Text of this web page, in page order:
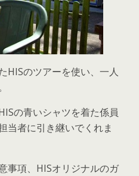
HISのツアーを使い、一人
の青いシャツを着た係員
当者に引き継いでくれま
事項、HISオリジナルのガ